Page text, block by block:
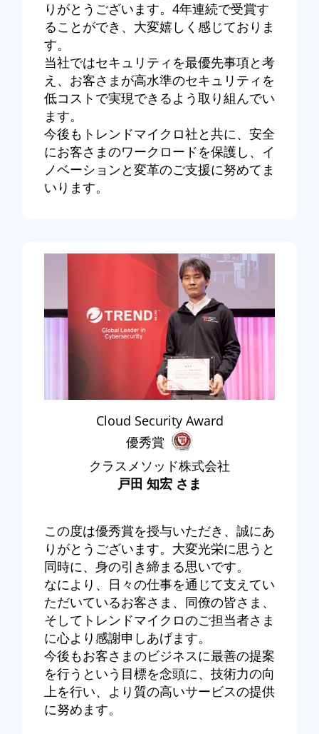
りがとうございます。4年連続で受賞す
ることができ、大変嬉しく感じておりま
す。
当社ではセキュリティを最優先事項と考
え、お客さまが高水準のセキュリティを
低コストで実現できるよう取り組んでい
ます。
今後もトレンドマイクロ社と共に、安全
にお客さまのワークロードを保護し、イ
ノベーションと変革のご支援に努めてま
いります。
Cloud Security Award
優秀賞
クラスメソッド株式会社
戸田 知宏 さま
この度は優秀賞を授与いただき、誠にあ
りがとうございます。大変光栄に思うと
同時に、身の引き締まる思いです。
なにより、日々の仕事を通じて支えてい
ただいているお客さま、同僚の皆さま、
そしてトレンドマイクロのご担当者さま
に心より感謝申しあげます。
今後もお客さまのビジネスに最善の提案
を行うという目標を念頭に、技術力の向
上を行い、より質の高いサービスの提供
に努めます。